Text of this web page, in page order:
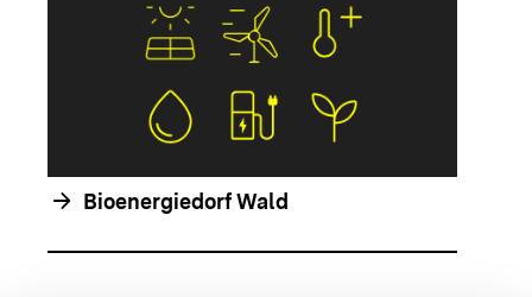
arrow_forward Bioenergiedorf Wald